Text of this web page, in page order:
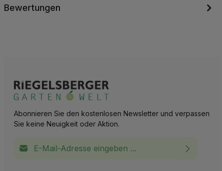
Bewertungen
Abonnieren Sie den kostenlosen Newsletter und verpassen
Sie keine Neuigkeit oder Aktion.